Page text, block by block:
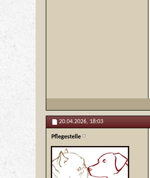
20.04.2026, 18:03
Pflegestelle